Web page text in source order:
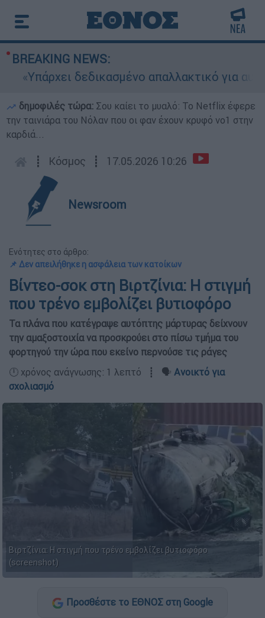
BREAKING NEWS:
δεδικασμένο απαλλακτικό για
δημοφιλές τώρα: Σου καίει το μυαλό: Το Netflix έφερε
την ταινιάρα του Νόλαν που οι φαν έχουν κρυφό νο1 στην
καρδιά...
┋ Κόσμος ┋ 17.05.2026 10:26
Newsroom
Ενότητες στο άρθρο:
📌 Δεν απειλήθηκε η ασφάλεια των κατοίκων
Βίντεο-σοκ στη Βιρτζίνια: Η στιγμή
που τρένο εμβολίζει βυτιοφόρο
Τα πλάνα που κατέγραψε αυτόπτης μάρτυρας δείχνουν
την αμαξοστοιχία να προσκρούει στο πίσω τμήμα του
φορτηγού την ώρα που εκείνο περνούσε τις ράγες
🕛 χρόνος ανάγνωσης: 1 λεπτό ┋ 🗣️ Ανοικτό για
σχολιασμό
Βιρτζίνια: Η στιγμή που τρένο εμβολίζει βυτιοφόρο
(screenshot)
Προσθέστε το ΕΘΝΟΣ στη Google